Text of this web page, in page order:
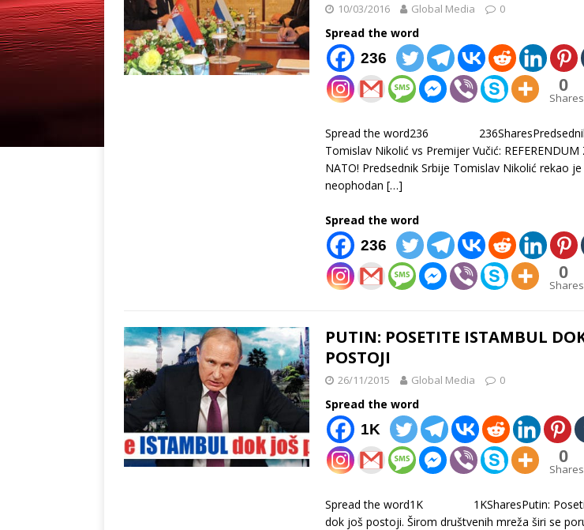
10/03/2016 Global Media 0
Spread the word
236
0
Shares
Spread the word236
Tomislav Nikolić vs Premijer Vučić: REFERENDUM
NATO! Predsednik Srbije Tomislav Nikolić rekao
neophodan […]
Spread the word
236
0
Shares
PUTIN: POSETITE ISTAMBUL
POSTOJI
26/11/2015 Global Media 0
Spread the word
1K
0
Shares
Spread the word1K 1KSharesPutin:
dok još postoji. Širom društvenih mreža širi se